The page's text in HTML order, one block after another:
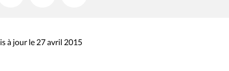
à jour le 27 avril 2015